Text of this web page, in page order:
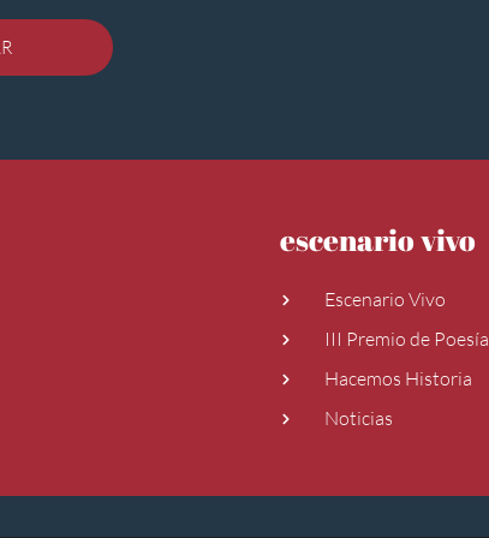
escenario vivo
Escenario Vivo
III Premio de Poesía
Hacemos Historia
Noticias